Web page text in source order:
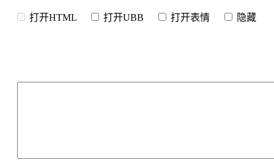
打开HTML 打开UBB 打开表情 隐